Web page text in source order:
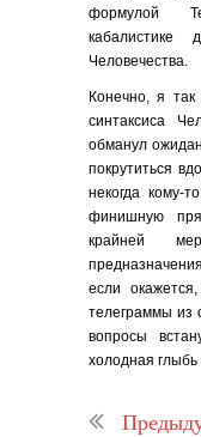
формулой
кабалистике
Человечества.
Конечно, я
синтаксиса
обманул
покрутиться
некогда кому-
финишную
крайней
если
телеграммы из
вопросы
холодная глыбь